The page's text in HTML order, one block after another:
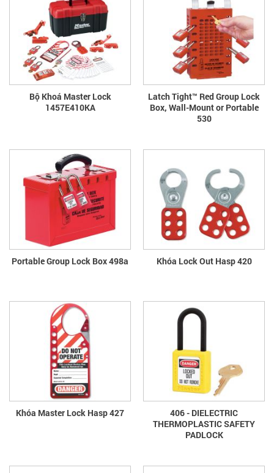
Bộ Khoá Master Lock
1457E410KA
Latch Tight™ Red Group Lock
Box, Wall-Mount or Portable
530
Portable Group Lock Box 498a Khóa Lock Out Hasp 420
Khóa Master Lock Hasp 427
406 - DIELECTRIC
THERMOPLASTIC SAFETY
PADLOCK